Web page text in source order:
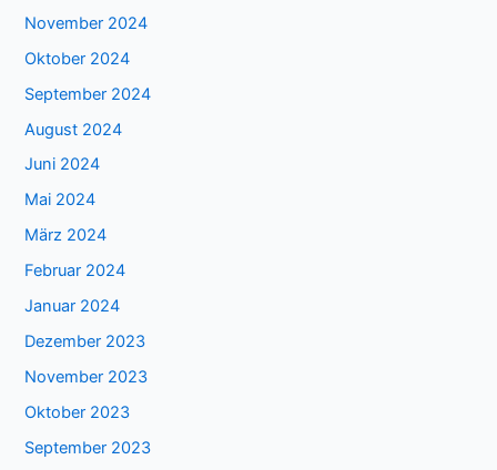
November 2024
Oktober 2024
September 2024
August 2024
Juni 2024
Mai 2024
März 2024
Februar 2024
Januar 2024
Dezember 2023
November 2023
Oktober 2023
September 2023